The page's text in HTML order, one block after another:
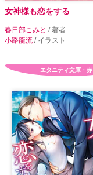
女神様も恋をする
春日部こみと / 著者
小路龍流 / イラスト
エタニティ文庫・赤